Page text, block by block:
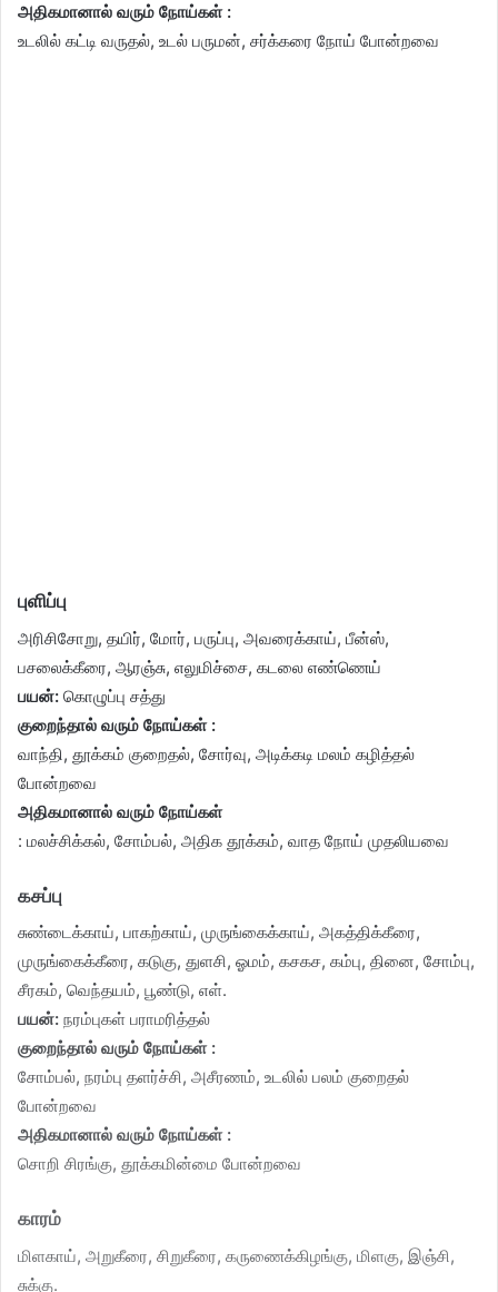
அதிகமானால் வரும் நோய்கள் :
உடலில் கட்டி வருதல், உடல் பருமன், சர்க்கரை நோய் போன்றவை
புளிப்பு
அரிசிசோறு, தயிர், மோர், பருப்பு, அவரைக்காய், பீன்ஸ்,
பசலைக்கீரை, ஆரஞ்சு, எலுமிச்சை, கடலை எண்ணெய்
பயன்: கொழுப்பு சத்து
குறைந்தால் வரும் நோய்கள் :
வாந்தி, தூக்கம் குறைதல், சோர்வு, அடிக்கடி மலம் கழித்தல்
போன்றவை
அதிகமானால் வரும் நோய்கள்
: மலச்சிக்கல், சோம்பல், அதிக தூக்கம், வாத நோய் முதலியவை
கசப்பு
சுண்டைக்காய், பாகற்காய், முருங்கைக்காய், அகத்திக்கீரை,
முருங்கைக்கீரை, கடுகு, துளசி, ஓமம், கசகச, கம்பு, தினை, சோம்பு,
சீரகம், வெந்தயம், பூண்டு, எள்.
பயன்: நரம்புகள் பராமரித்தல்
குறைந்தால் வரும் நோய்கள் :
சோம்பல், நரம்பு தளர்ச்சி, அசீரணம், உடலில் பலம் குறைதல்
போன்றவை
அதிகமானால் வரும் நோய்கள் :
சொறி சிரங்கு, தூக்கமின்மை போன்றவை
காரம்
மிளகாய், அறுகீரை, சிறுகீரை, கருணைக்கிழங்கு, மிளகு, இஞ்சி,
சுக்கு.